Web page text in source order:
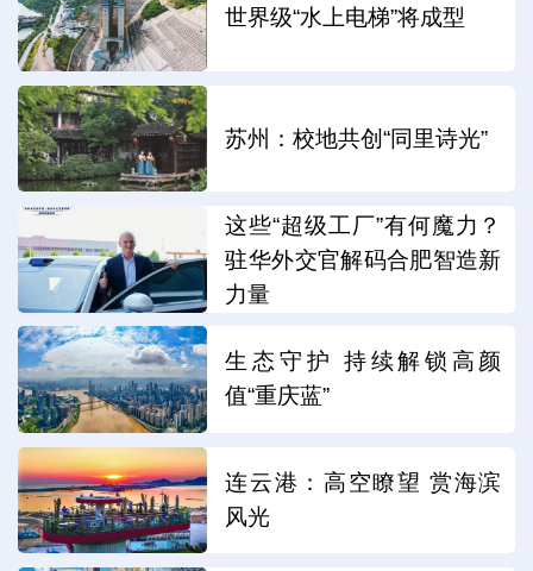
世界级“水上电梯”将成型
苏州：校地共创“同里诗光”
这些“超级工厂”有何魔力？
驻华外交官解码合肥智造新
力量
生态守护 持续解锁高颜
值“重庆蓝”
连云港：高空瞭望 赏海滨
风光